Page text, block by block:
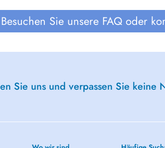
Besuchen Sie unsere FAQ oder
Sie uns und verpassen Sie keine